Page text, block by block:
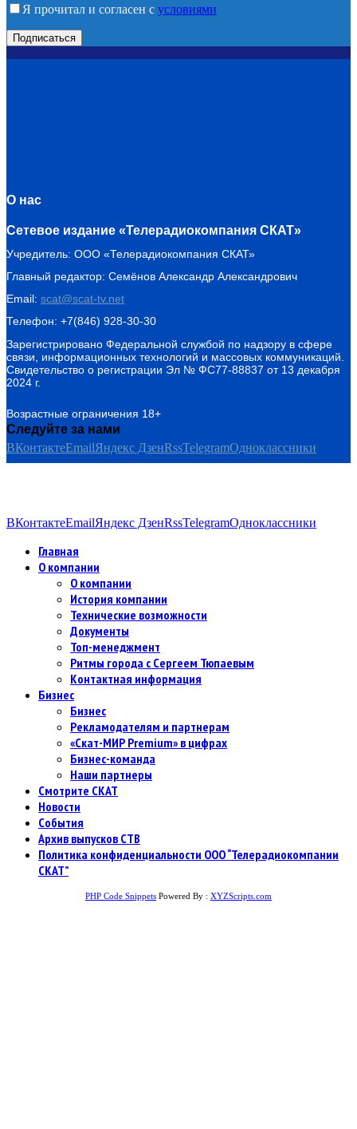
Я прочитал и согласен с условиями
О нас
Сетевое издание «Телерадиокомпания СКАТ»
Учредитель: ООО «Телерадиокомпания СКАТ»
Главный редактор: Семёнов Александр Александрович
Email: scat@scat-tv.net
Телефон: +7(846) 928-30-30
Зарегистрировано Федеральной службой по надзору в сфере
связи, информационных технологий и массовых коммуникаций.
Свидетельство о регистрации Эл № ФС77-88837 от 13 декабря
2024 г.
Возрастные ограничения 18+
Следуйте за нами
ВКонтактеEmailЯндекс ДзенRssTelegramОдноклассники
ВКонтактеEmailЯндекс ДзенRssTelegramОдноклассники
Главная
О компании
О компании
История компании
Технические возможности
Документы
Топ-менеджмент
Ритмы города с Сергеем Тюпаевым
Контактная информация
Бизнес
Бизнес
Рекламодателям и партнерам
«Скат-МИР Premium» в цифрах
Бизнес-команда
Наши партнеры
Смотрите СКАТ
Новости
События
Архив выпусков СТВ
Политика конфиденциальности ООО “Телерадиокомпании
СКАТ”
PHP Code Snippets Powered By : XYZScripts.com